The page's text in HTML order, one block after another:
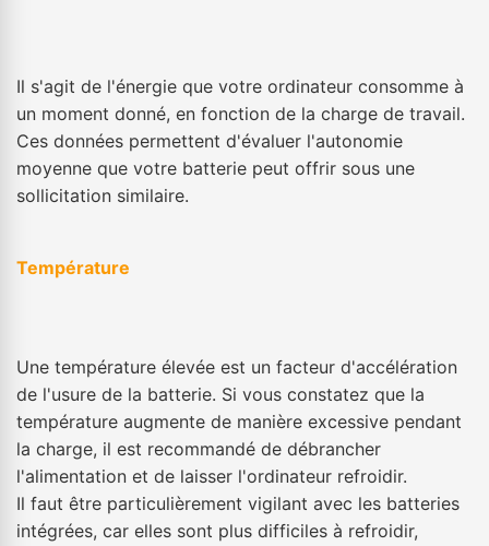
Il s'agit de l'énergie que votre ordinateur consomme à
un moment donné, en fonction de la charge de travail.
Ces données permettent d'évaluer l'autonomie
moyenne que votre batterie peut offrir sous une
sollicitation similaire.
Température
Une température élevée est un facteur d'accélération
de l'usure de la batterie. Si vous constatez que la
température augmente de manière excessive pendant
la charge, il est recommandé de débrancher
l'alimentation et de laisser l'ordinateur refroidir.
Il faut être particulièrement vigilant avec les batteries
intégrées, car elles sont plus difficiles à refroidir,